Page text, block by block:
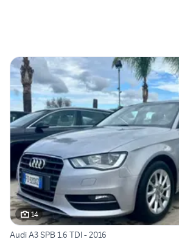
14
Audi A3 SPB 1.6 TDI - 2016